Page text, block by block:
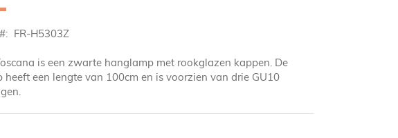
FR-H5303Z
is een zwarte hanglamp met rookglazen kappen. De
heeft een lengte van 100cm en is voorzien van drie GU10